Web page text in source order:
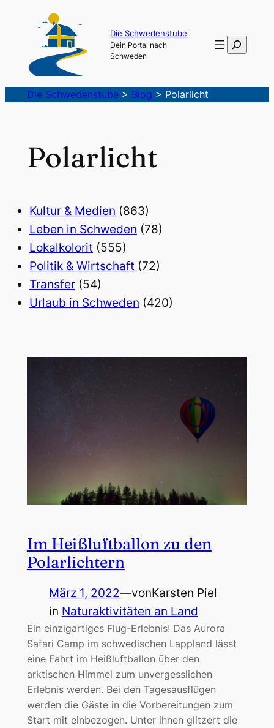
Die Schwedenstube
Dein Portal nach
Schweden
Suchen
Die Schwedenstube> Blog > Polarlicht
Polarlicht
Kultur & Medien (863)
Leben in Schweden (78)
Lokalkolorit (555)
Politik & Wirtschaft (72)
Transfer (54)
Urlaub in Schweden (420)
Im Heißluftballon zu den
Polarlichtern
März 1, 2022—vonKarsten Piel
in Naturaktivitäten an Land
Ein einzigartiges Flug-Erlebnis! Das Aurora
Safari Camp im schwedischen Lappland lässt
eine Fahrt im Heißluftballon über den
arktischen Himmel zum unvergesslichen
Erlebnis werden. Bei den Tagesausflügen
werden die Gäste in die Vorbereitungen zum
Start mit einbezogen. Unter ihnen glitzert die